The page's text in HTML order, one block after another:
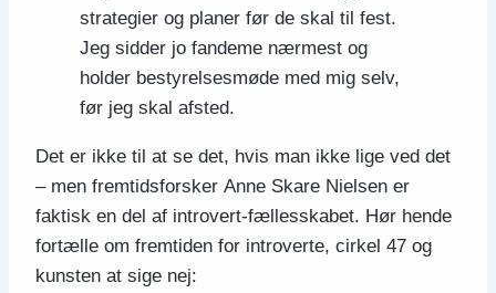
strategier og planer før de skal til fest.
Jeg sidder jo fandeme nærmest og
holder bestyrelsesmøde med mig selv,
før jeg skal afsted.
Det er ikke til at se det, hvis man ikke lige ved det
– men fremtidsforsker Anne Skare Nielsen er
faktisk en del af introvert-fællesskabet. Hør hende
fortælle om fremtiden for introverte, cirkel 47 og
kunsten at sige nej: